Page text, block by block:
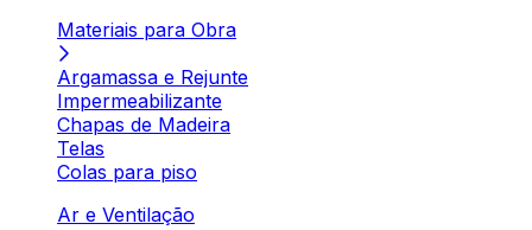
Materiais para Obra
Argamassa e Rejunte
Impermeabilizante
Chapas de Madeira
Telas
Colas para piso
Ar e Ventilação